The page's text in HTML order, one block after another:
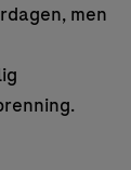
men